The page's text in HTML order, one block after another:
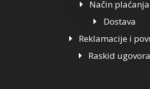
Način plaćanja
Dostava
Reklamacije i
Raskid ugovora